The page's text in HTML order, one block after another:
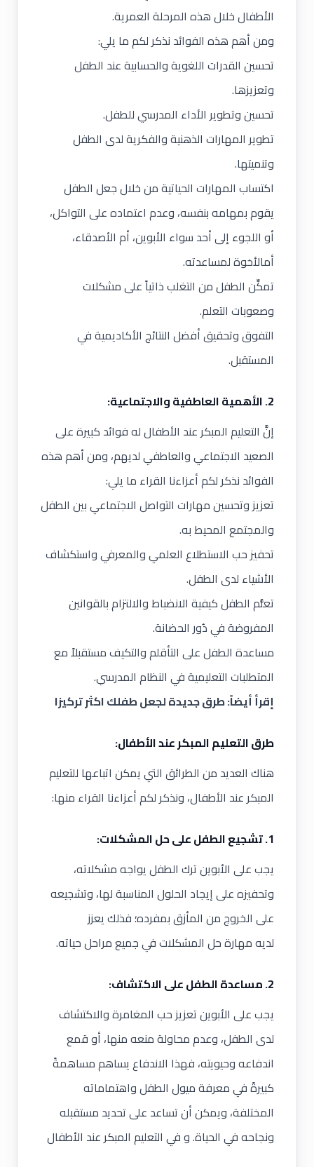
الأطفال خلال هذه المرحلة العمرية.
ومن أهم هذه الفوائد نذكر لكم ما يلي:
تحسين القدرات اللغوية والحسابية عند الطفل
وتعزيزها.
تحسين وتطوير الأداء المدرسي للطفل.
تطوير المهارات الذهنية والفكرية لدى الطفل
وتنميتها.
اكتساب المهارات الحياتية من خلال جعل الطفل
يقوم بمهامه بنفسه، وعدم اعتماده على التواكل،
أو اللجوء إلى أحد سواء الأبوين، أم الأصدقاء،
أمالأخوة لمساعدته.
تمكِّن الطفل من التغلب ذاتياً على مشكلات
وصعوبات التعلم.
التفوق وتحقيق أفضل النتائج الأكاديمية في
المستقبل.
2. الأهمية العاطفية والاجتماعية:
إنَّ التعليم المبكر عند الأطفال له فوائد كبيرة على
الصعيد الاجتماعي والعاطفي لديهم، ومن أهم هذه
الفوائد نذكر لكم أعزاءنا القراء ما يلي:
تعزيز وتحسين مهارات التواصل الاجتماعي بين الطفل
والمجتمع المحيط به.
تحفيز حب الاستطلاع العلمي والمعرفي واستكشاف
الأشياء لدى الطفل.
تعلُّم الطفل كيفية الانضباط والالتزام بالقوانين
المفروضة في دُور الحضانة.
مساعدة الطفل على التأقلم والتكيف مستقبلاً مع
المتطلبات التعليمية في النظام المدرسي.
إقرأ أيضاً:طرق جديدة لجعل طفلك اكثر تركيزا
طرق التعليم المبكر عند الأطفال:
هناك العديد من الطرائق التي يمكن اتباعها للتعليم
المبكر عند الأطفال، ونذكر لكم أعزاءنا القراء منها:
1. تشجيع الطفل على حل المشكلات:
يجب على الأبوين ترك الطفل يواجه مشكلاته،
وتحفيزه على إيجاد الحلول المناسبة لها، وتشجيعه
على الخروج من المأزق بمفرده؛ فذلك يعزز
لديهمهارة حل المشكلاتفي جميع مراحل حياته.
2. مساعدة الطفل على الاكتشاف:
يجب على الأبوين تعزيز حب المغامرة والاكتشاف
لدى الطفل، وعدم محاولة منعه منها، أو قمع
اندفاعه وحيويته، فهذا الاندفاع يساهم مساهمةً
كبيرةً في معرفة ميول الطفل واهتماماته
المختلفة، ويمكن أن تساعد على تحديد مستقبله
ونجاحه في الحياة.و في التعليم المبكر عند الأطفال